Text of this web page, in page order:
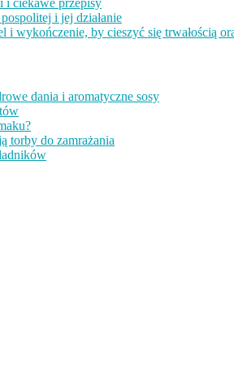
i ciekawe przepisy
i jej działanie
wykończenie, by cieszyć się trwałością
dania i aromatyczne sosy
torby do zamrażania